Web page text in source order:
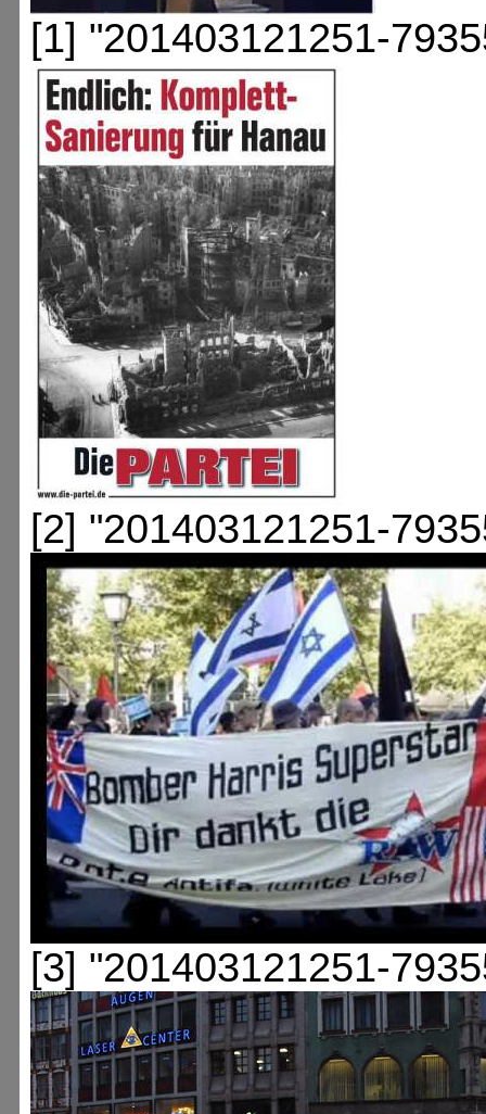
[1] "201403121251-
[2] "201403121251-
[3] "201403121251-